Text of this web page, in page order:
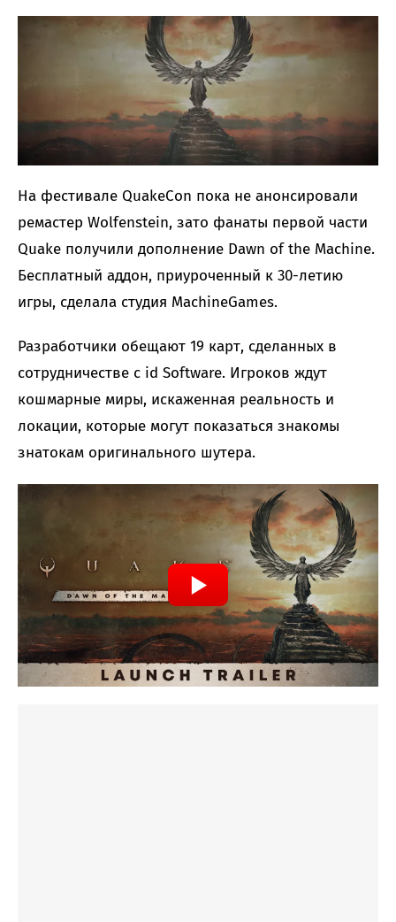
На фестивале QuakeCon пока не анонсировали
ремастер Wolfenstein, зато фанаты первой части
Quake получили дополнение Dawn of the Machine.
Бесплатный аддон, приуроченный к 30-летию
игры, сделала студия MachineGames.
Разработчики обещают 19 карт, сделанных в
сотрудничестве с id Software. Игроков ждут
кошмарные миры, искаженная реальность и
локации, которые могут показаться знакомы
знатокам оригинального шутера.